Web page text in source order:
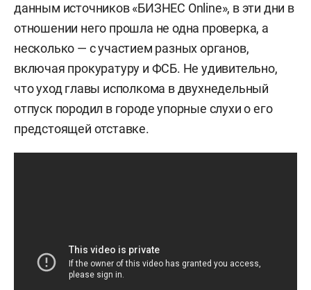
данным источников «БИЗНЕС Online», в эти дни в
отношении него прошла не одна проверка, а
несколько — с участием разных органов,
включая прокуратуру и ФСБ. Не удивительно,
что уход главы исполкома в двухнедельный
отпуск породил в городе упорные слухи о его
предстоящей отставке.